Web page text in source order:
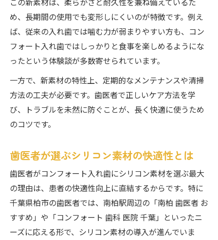
この新素材は、柔らかさと耐久性を兼ね備えているた
め、長期間の使用でも変形しにくいのが特徴です。例え
ば、従来の入れ歯では噛む力が弱まりやすい方も、コン
フォート入れ歯ではしっかりと食事を楽しめるようにな
ったという体験談が多数寄せられています。
一方で、新素材の特性上、定期的なメンテナンスや清掃
方法の工夫が必要です。歯医者で正しいケア方法を学
び、トラブルを未然に防ぐことが、長く快適に使うため
のコツです。
歯医者が選ぶシリコン素材の快適性とは
歯医者がコンフォート入れ歯にシリコン素材を選ぶ最大
の理由は、患者の快適性向上に直結するからです。特に
千葉県柏市の歯医者では、南柏駅周辺の「南柏 歯医者 お
すすめ」や「コンフォート 歯科 医院 千葉」といったニ
ーズに応える形で、シリコン素材の導入が進んでいま